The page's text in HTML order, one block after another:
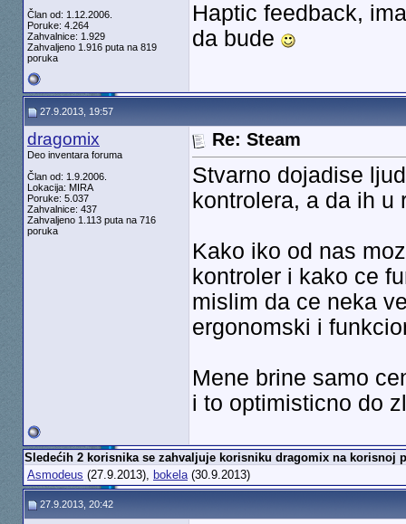
Član od: 1.12.2006.
Poruke: 4.264
Zahvalnice: 1.929
Zahvaljeno 1.916 puta na 819
poruka
Haptic feedback,
da bude
27.9.2013, 19:57
dragomix
Deo inventara foruma
Član od: 1.9.2006.
Lokacija: MIRA
Poruke: 5.037
Zahvalnice: 437
Zahvaljeno 1.113 puta na 716
poruka
Re: Steam
Stvarno dojadise
kontrolera, a da ih u
Kako iko od nas
kontroler i kako ce
mislim da ce neka
ergonomski i
Mene brine samo
i to optimisticno do
Sledećih 2 korisnika se zahvaljuje korisniku dragomix na korisnoj
Asmodeus (27.9.2013), bokela(30.9.2013)
27.9.2013, 20:42